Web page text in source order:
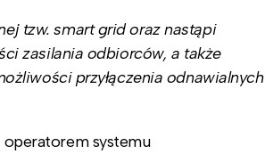
tzw. smart grid oraz nastąpi
zasilania odbiorców, a także
przyłączenia odnawialnych
systemu